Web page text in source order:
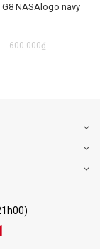
NASAlogo navy
600.000₫